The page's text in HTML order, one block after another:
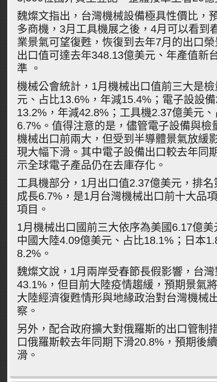
魏燦文指出，台灣機械設備極具性價比，
多商機，3月工具機展之後，4月可以看到
業景氣可望復甦，恢復到去年7月的出口
出口值可達去年348.13億美元、年產值新
準 。
機械公會統計，1月機械出口值前三大是
元、占比13.6%，年減15.4%；電子設設
13.2%，年減42.8%；工具機2.37億美元
6.7%。值得注意的是，儘管電子設備與檢
機械出口前兩大，但受到半導體景氣放緩
現大幅下滑。其中電子設備出口較去年同
示全球電子產品仍在去庫存化。
工具機部分，1月出口值2.37億美元，排
成長6.7%，是1月台灣機械出口前十大品
項目。
1月機械出口國前三大依序為美國6.17億
中國大陸4.09億美元、占比18.1%；日本
8.2%。
魏燦文說，1月兩岸受春節長假影響，台
43.1%，但目前大陸疫情趨緩，預期景氣
大陸經濟復甦情形與地緣政治對台灣機械
察。
另外，配合政府擴大對俄羅斯的出口管制
口俄羅斯較去年同期下滑20.8%，預期後
滑。